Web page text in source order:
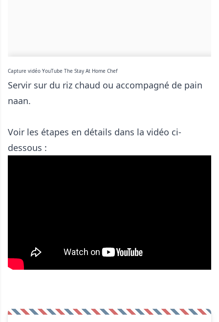
Capture vidéo YouTube The Stay At Home Chef
Servir sur du riz chaud ou accompagné de pain
naan.
Voir les étapes en détails dans la vidéo ci-
dessous :